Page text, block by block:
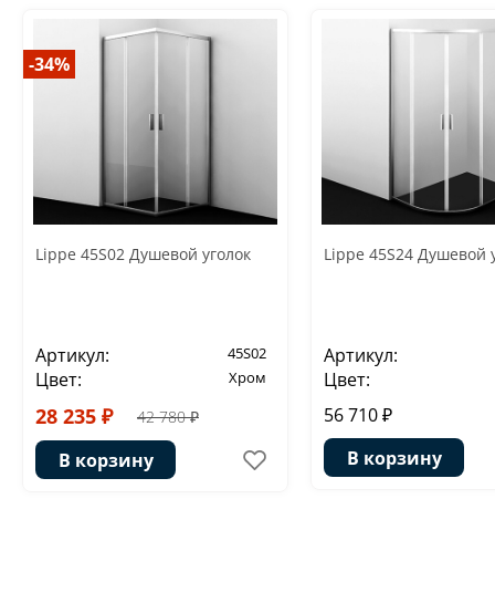
-34%
Lippe 45S02 Душевой уголок
Артикул: 45S02
Цвет: Хром
28 235 ₽ 42 780 ₽
В корзину
Lippe 45S24 Душевой
Артикул:
Цвет:
56 710 ₽
В корзину